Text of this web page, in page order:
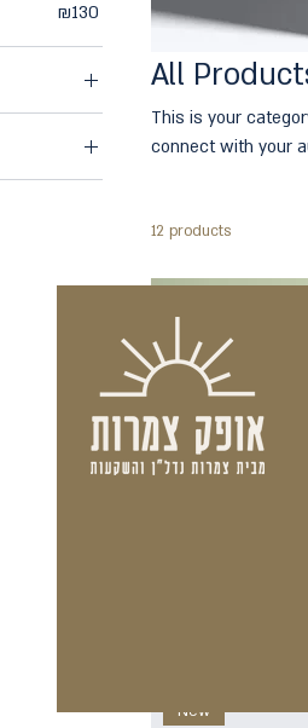
₪130
All
This is your
connect with your
12 products
New